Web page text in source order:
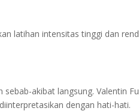
latihan intensitas tinggi dan
akibat langsung. Valentin
dengan hati-hati.